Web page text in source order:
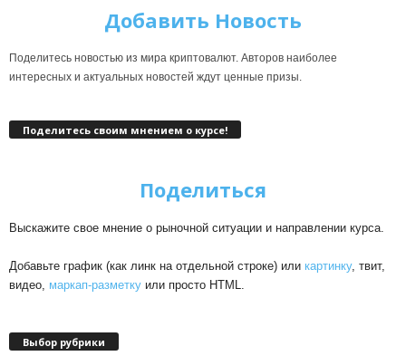
Добавить Новость
Поделитесь новостью из мира криптовалют. Авторов наиболее
интересных и актуальных новостей ждут ценные призы.
Поделитесь своим мнением о курсе!
Поделиться
Выскажите свое мнение о рыночной ситуации и направлении курса.
Добавьте график (как линк на отдельной строке) или картинку, твит,
видео, маркап-разметку или просто HTML.
Выбор рубрики